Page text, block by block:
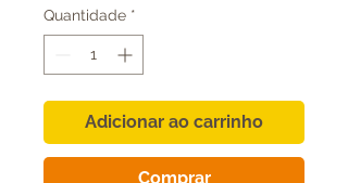
Quantidade *
Adicionar ao carrinho
Comprar